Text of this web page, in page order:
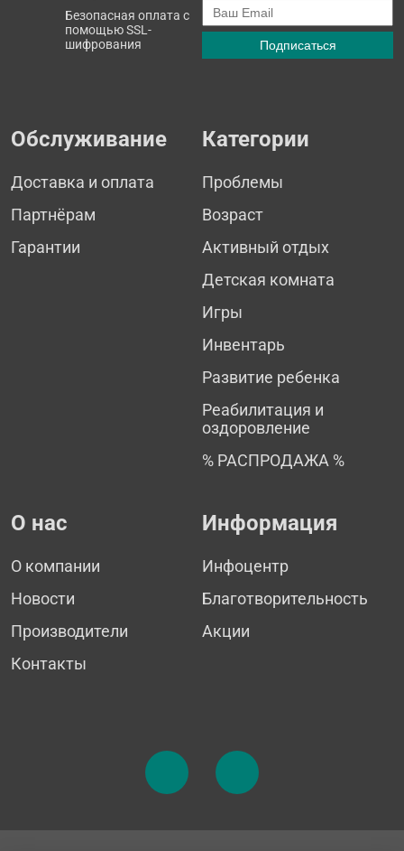
Безопасная оплата с
помощью SSL-
шифрования
Обслуживание
Доставка и оплата
Партнёрам
Гарантии
Категории
Проблемы
Возраст
Активный отдых
Детская комната
Игры
Инвентарь
Развитие ребенка
Реабилитация и
оздоровление
% РАСПРОДАЖА %
О нас
О компании
Новости
Производители
Контакты
Информация
Инфоцентр
Благотворительность
Акции